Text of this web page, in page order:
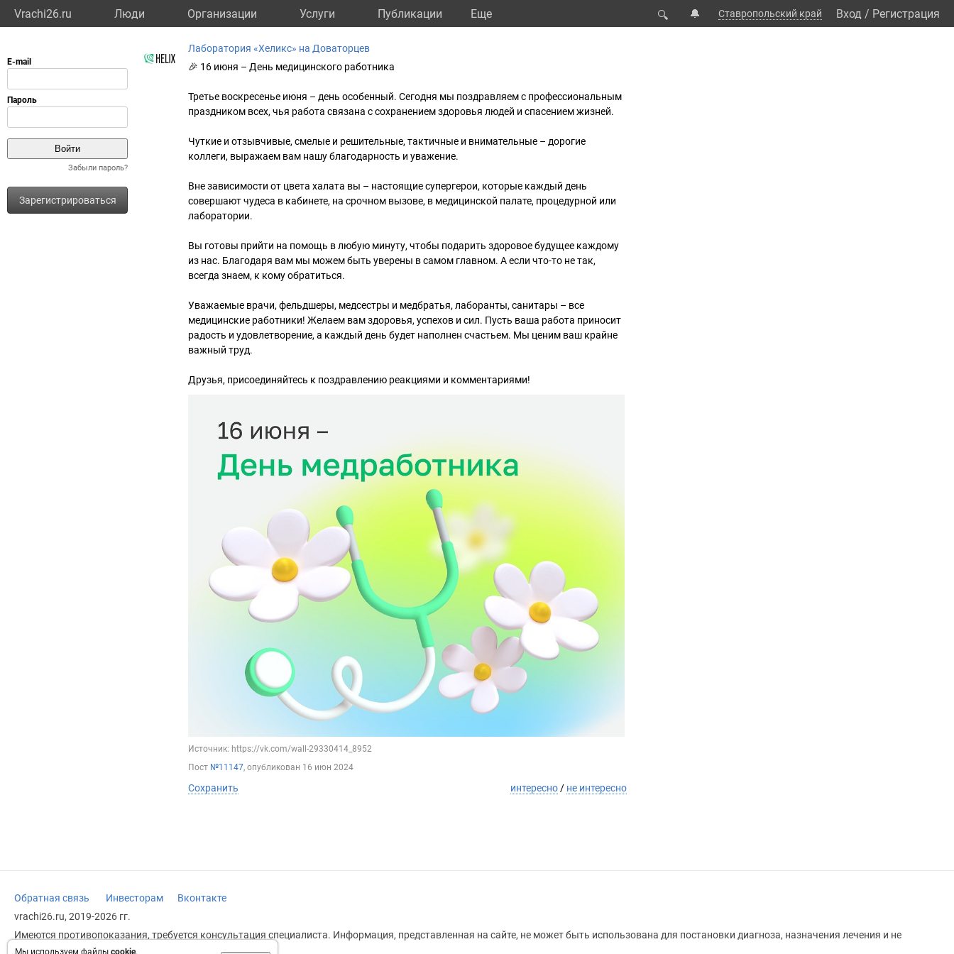
Vrachi26.ru Люди Организации Услуги Публикации Eще 🔍 🔔 Ставропольский край Вход / Регистрация
Забыли пароль?
Зарегистрироваться
Мы используем файлы cookie.
Лаборатория «Хеликс» на Доваторцев
🎉 16 июня – День медицинского работника
Третье воскресенье июня – день особенный. Сегодня мы поздравляем с профессиональным
праздником всех, чья работа связана с сохранением здоровья людей и спасением жизней.
Чуткие и отзывчивые, смелые и решительные, тактичные и внимательные – дорогие
коллеги, выражаем вам нашу благодарность и уважение.
Вне зависимости от цвета халата вы – настоящие супергерои, которые каждый день
совершают чудеса в кабинете, на срочном вызове, в медицинской палате, процедурной или
лаборатории.
Вы готовы прийти на помощь в любую минуту, чтобы подарить здоровое будущее каждому
из нас. Благодаря вам мы можем быть уверены в самом главном. А если что-то не так,
всегда знаем, к кому обратиться.
Уважаемые врачи, фельдшеры, медсестры и медбратья, лаборанты, санитары – все
медицинские работники! Желаем вам здоровья, успехов и сил. Пусть ваша работа приносит
радость и удовлетворение, а каждый день будет наполнен счастьем. Мы ценим ваш крайне
важный труд.
Друзья, присоединяйтесь к поздравлению реакциями и комментариями!
Источник: https://vk.com/wall-29330414_8952
Пост №11147, опубликован 16 июн 2024
Сохранить интересно/ не интересно
Обратная связь Инвесторам
Вконтакте
vrachi26.ru, 2019-2026 гг.
Имеются противопоказания, требуется консультация специалиста. Информация, представленная на сайте, не может быть использована для постановки диагноза, назначения лечения и не
заменяет прием врача.